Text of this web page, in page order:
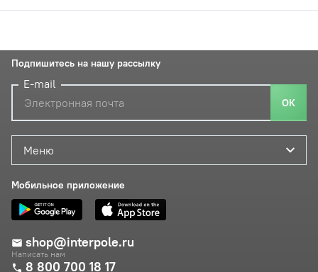
Меню
Мобильное приложение
shop@interpole.ru
Написать нам
8 800 700 18 17
Подпишитесь на нашу рассылку
E-mail
ОК